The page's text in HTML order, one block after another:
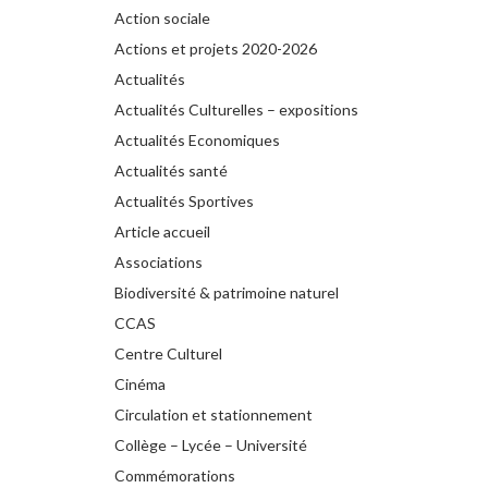
Action sociale
Actions et projets 2020-2026
Actualités
Actualités Culturelles – expositions
Actualités Economiques
Actualités santé
Actualités Sportives
Article accueil
Associations
Biodiversité & patrimoine naturel
CCAS
Centre Culturel
Cinéma
Circulation et stationnement
Collège – Lycée – Université
Commémorations